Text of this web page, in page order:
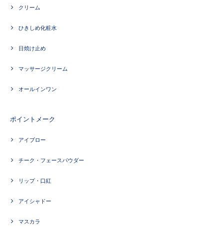
クリーム
ひきしめ化粧水
日焼け止め
マッサージクリーム
オールインワン
ポイントメーク
アイブロー
チーク・フェースパウダー
リップ・口紅
アイシャドー
マスカラ